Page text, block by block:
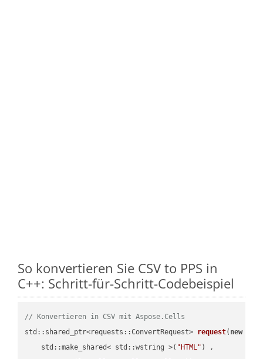
So konvertieren Sie CSV to PPS in
C++: Schritt-für-Schritt-Codebeispiel
// Konvertieren in CSV mit Aspose.Cells
std::shared_ptr<requests::ConvertRequest> request( new
    std::make_shared< std::wstring >(
"HTML" ) ,